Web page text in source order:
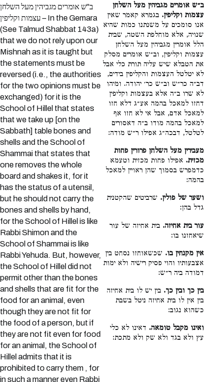
ב"ש אומרים מגביהין מעל השלחן
עצמות וקליפין – In the Gemara
(See Talmud Shabbat 143a)
that we do not rely upon our
Mishnah as it is taught but
the statements must be
reversed (i.e., the authorities
for the two opinions must be
exchanged) for it is the
School of Hillel that states
that we take up [on the
Sabbath] table bones and
shells and the School of
Shammai that states that
one removes the whole
board and shakes it, for it
has the status of a utensil,
but he should not carry the
bones and shells by hand,
for the School of Hillel is like
Rabbi Shimon and the
School of Shammai is like
Rabbi Yehuda. But, however,
the School of Hillel did not
permit other than the bones
and shells that are fit for the
food for an animal, even
though they are not fit for
the food of a person, but if
they are not fit even for food
for an animal, the School of
Hillel admits that it is
prohibited to carry them , for
in such a manner even Rabbi
ב״ש אומרים מגביהין מעל השלחן
עצמות וקליפין. בגמרא קאמר שאין
אנו סומכים על משנתנו כמות שהיא
שנויה, אלא מוחלפת השטה, שבית
הלל אומרין מגביהין מעל השלחן
עצמות וקליפין, וב״ש אומרים מסלק
את הטבלא שיש עליה תורת כלי אבל
לא יטלטל העצמות והקליפין בידים,
דב״ה כר״ש וב״ש כר׳ יהודה. ומיהו
לא שרו ב״ה אלא בעצמות וקליפין
דחזו למאכל בהמה אע״ג דלא חזו
למאכל אדם, אבל אי לא חזו אף
למאכל בהמה מודו ב״ה דאסורים
לטלטל, דבכה״ג אפילו ר״ש מודה:
מעבירין מעל השלחן פרורין פחות
מכזית. אפילו פחות מכזית וטעמא
כדמפרש בסמוך שהן ראויין למאכל
בהמה:
ושער של פולין. שרביטים שהקטנית
גדל בהן:
עור בית אחיזה. בית אחיזה של עור
שיאחזנו בו:
אין מקנחין בו. שכשאוחזו נסחט בין
אצבעותיו והוי פסיק רישיה ולא ימות
דמודה ביה ר״ש:
בין כך ובין כך. בין יש לו בית אחיזה
בין אין לו בית אחיזה ניטל בשבת
כשהוא נגוב:
ואינו מקבל טומאה. דאינו לא כלי
עץ ולא בגד ולא שק ולא מתכת: